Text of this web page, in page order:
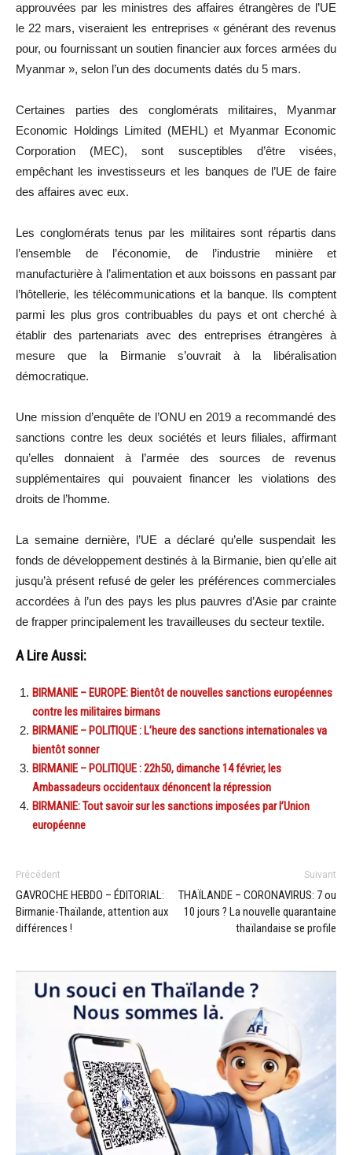
approuvées par les ministres des affaires étrangères de l’UE
le 22 mars, viseraient les entreprises « générant des revenus
pour, ou fournissant un soutien financier aux forces armées du
Myanmar », selon l’un des documents datés du 5 mars.
Certaines parties des conglomérats militaires, Myanmar
Economic Holdings Limited (MEHL) et Myanmar Economic
Corporation (MEC), sont susceptibles d’être visées,
empêchant les investisseurs et les banques de l’UE de faire
des affaires avec eux.
Les conglomérats tenus par les militaires sont répartis dans
l’ensemble de l’économie, de l’industrie minière et
manufacturière à l’alimentation et aux boissons en passant par
l’hôtellerie, les télécommunications et la banque. Ils comptent
parmi les plus gros contribuables du pays et ont cherché à
établir des partenariats avec des entreprises étrangères à
mesure que la Birmanie s’ouvrait à la libéralisation
démocratique.
Une mission d’enquête de l’ONU en 2019 a recommandé des
sanctions contre les deux sociétés et leurs filiales, affirmant
qu’elles donnaient à l’armée des sources de revenus
supplémentaires qui pouvaient financer les violations des
droits de l’homme.
La semaine dernière, l’UE a déclaré qu’elle suspendait les
fonds de développement destinés à la Birmanie, bien qu’elle ait
jusqu’à présent refusé de geler les préférences commerciales
accordées à l’un des pays les plus pauvres d’Asie par crainte
de frapper principalement les travailleuses du secteur textile.
A Lire Aussi:
BIRMANIE – EUROPE: Bientôt de nouvelles sanctions européennes
contre les militaires birmans
BIRMANIE – POLITIQUE : L’heure des sanctions internationales va
bientôt sonner
BIRMANIE – POLITIQUE : 22h50, dimanche 14 février, les
Ambassadeurs occidentaux dénoncent la répression
BIRMANIE: Tout savoir sur les sanctions imposées par l’Union
européenne
Précédent
GAVROCHE HEBDO – ÉDITORIAL:
Birmanie-Thaïlande, attention aux
différences !
Suivant
THAÏLANDE – CORONAVIRUS: 7 ou
10 jours ? La nouvelle quarantaine
thaïlandaise se profile